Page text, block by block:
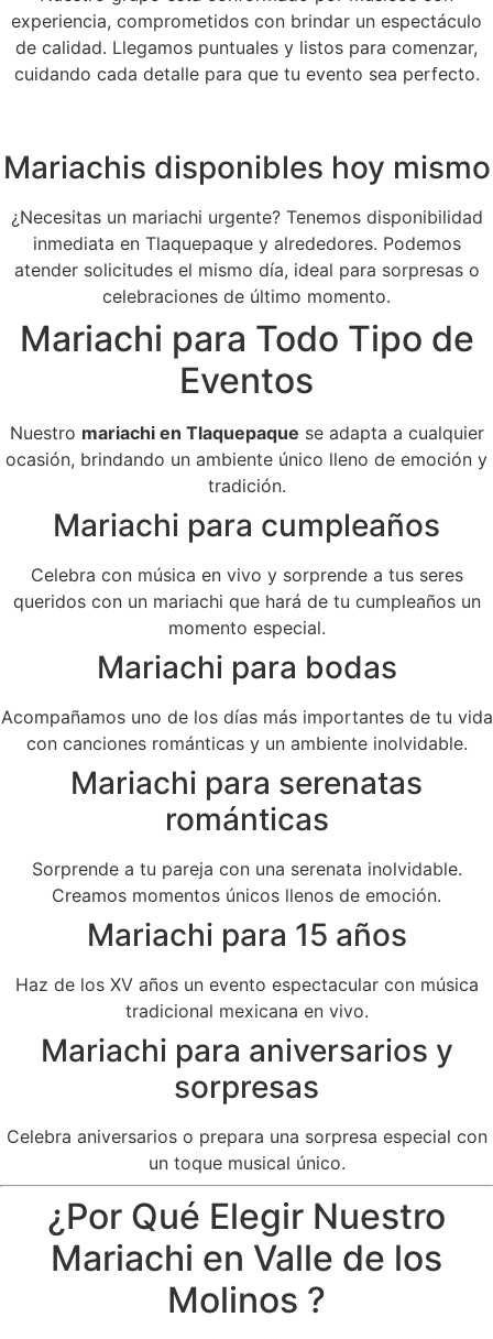
experiencia, comprometidos con brindar un espectáculo
de calidad. Llegamos puntuales y listos para comenzar,
cuidando cada detalle para que tu evento sea perfecto.
Mariachis disponibles hoy mismo
¿Necesitas un mariachi urgente? Tenemos disponibilidad
inmediata en Tlaquepaque y alrededores. Podemos
atender solicitudes el mismo día, ideal para sorpresas o
celebraciones de último momento.
Mariachi para Todo Tipo de
Eventos
Nuestro mariachi en Tlaquepaque se adapta a cualquier
ocasión, brindando un ambiente único lleno de emoción y
tradición.
Mariachi para cumpleaños
Celebra con música en vivo y sorprende a tus seres
queridos con un mariachi que hará de tu cumpleaños un
momento especial.
Mariachi para bodas
Acompañamos uno de los días más importantes de tu vida
con canciones románticas y un ambiente inolvidable.
Mariachi para serenatas
románticas
Sorprende a tu pareja con una serenata inolvidable.
Creamos momentos únicos llenos de emoción.
Mariachi para 15 años
Haz de los XV años un evento espectacular con música
tradicional mexicana en vivo.
Mariachi para aniversarios y
sorpresas
Celebra aniversarios o prepara una sorpresa especial con
un toque musical único.
¿Por Qué Elegir Nuestro
Mariachi en Valle de los
Molinos ?